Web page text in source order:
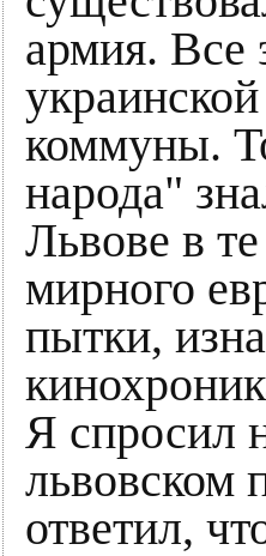
армия. Все
коммуны.
народа"
Львове в
мирного
пытки,
Я спросил
львовском
ответил,